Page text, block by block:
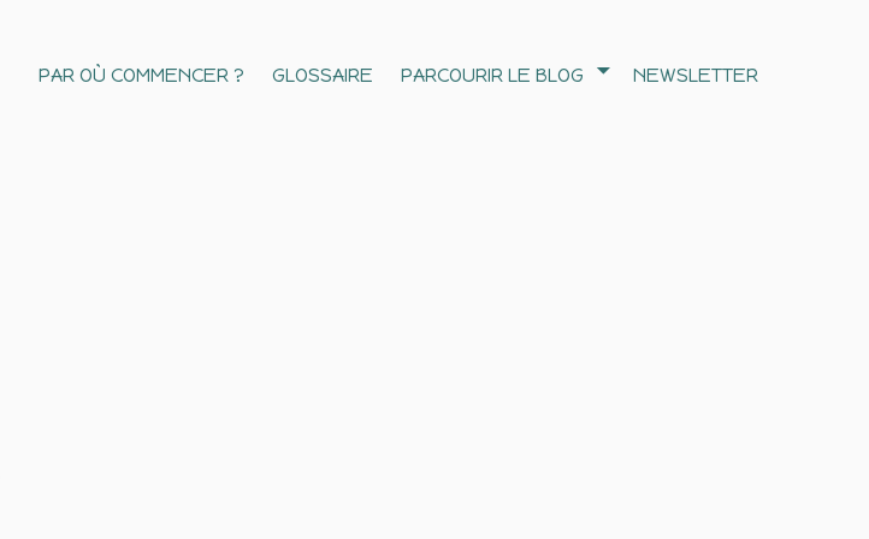
PAR OÙ COMMENCER ? GLOSSAIRE PARCOURIR LE BLOG NEWSLETTER